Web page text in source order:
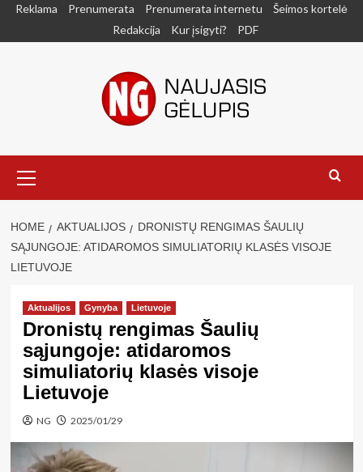
SkipReklama Prenumerata Prenumerata internetu
Šeimos kortelė
Redakcija
Kur įsigyti? PDF
Menu
HOME AKTUALIJOS
DRONISTŲ RENGIMAS ŠAULIŲ
SĄJUNGOJE: ATIDAROMOS SIMULIATORIŲ KLASĖS VISOJE
LIETUVOJE
Aktualijos Gynyba Lietuvoje
Dronistų rengimas Šaulių
sąjungoje: atidaromos
simuliatorių klasės visoje
Lietuvoje
NG 2025/01/29